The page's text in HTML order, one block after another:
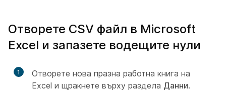
Отворете CSV файл в Microsoft
Excel и запазете водещите нули
1
Отворете нова празна работна книга на
Excel и щракнете върху раздела Данни.